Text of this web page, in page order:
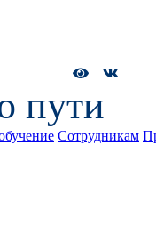
пути
Сотрудникам